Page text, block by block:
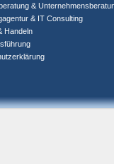
&
& IT Consulting
Handeln